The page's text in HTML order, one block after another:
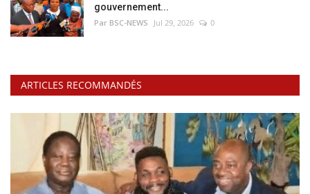
gouvernement...
Par BSC-NEWS Jul 29, 2026 0
ARTICLES RECOMMANDÉS